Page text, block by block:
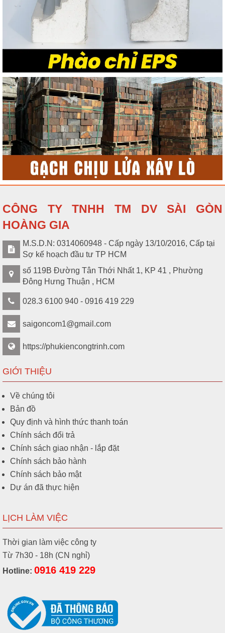
CÔNG TY TNHH TM DV SÀI GÒN
HOÀNG GIA
M.S.D.N: 0314060948 - Cấp ngày 13/10/2016, Cấp tại
Sợ kế hoạch đầu tư TP HCM
số 119B Đường Tân Thới Nhất 1, KP 41 , Phường
Đông Hưng Thuận , HCM
028.3 6100 940 - 0916 419 229
saigoncom1@gmail.com
https://phukiencongtrinh.com
GIỚI THIỆU
Về chúng tôi
Bản đồ
Quy định và hình thức thanh toán
Chính sách đổi trả
Chính sách giao nhận - lắp đặt
Chính sách bảo hành
Chính sách bảo mật
Dự án đã thực hiện
LỊCH LÀM VIỆC
Thời gian làm việc công ty
Từ 7h30 - 18h (CN nghỉ)
Hotline: 0916 419 229